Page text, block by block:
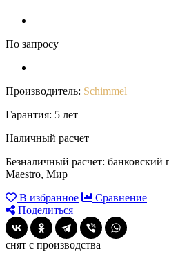
По запросу
Производитель: Schimmel
Гарантия: 5 лет
Наличный расчет
Безналичный расчет: банковский
Maestro, Мир
В избранное
Сравнение
Поделиться
снят с производства